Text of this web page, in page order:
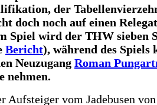
der
doch noch auf einen
Spiel wird der THW sieben
Bericht), während des Spiels
Neuzugang Roman
nehmen.
Aufsteiger vom Jadebusen